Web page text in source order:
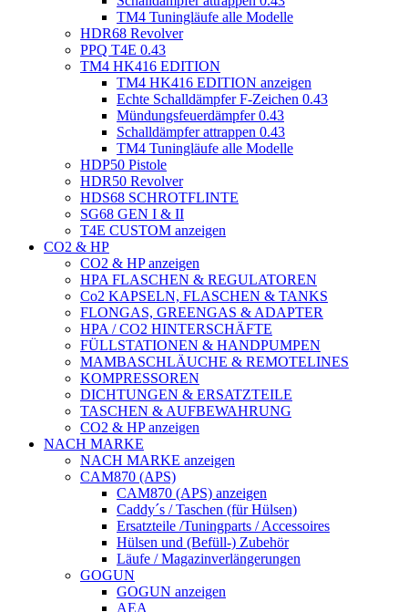
TM4 Tuningläufe alle Modelle
HDR68 Revolver
PPQ T4E 0.43
TM4 HK416 EDITION
TM4 HK416 EDITION anzeigen
Echte Schalldämpfer F-Zeichen 0.43
Mündungsfeuerdämpfer 0.43
Schalldämpfer attrappen 0.43
TM4 Tuningläufe alle Modelle
HDP50 Pistole
HDR50 Revolver
HDS68 SCHROTFLINTE
SG68 GEN I & II
T4E CUSTOM anzeigen
CO2 & HP
CO2 & HP anzeigen
HPA FLASCHEN & REGULATOREN
Co2 KAPSELN, FLASCHEN & TANKS
FLONGAS, GREENGAS & ADAPTER
HPA / CO2 HINTERSCHÄFTE
FÜLLSTATIONEN & HANDPUMPEN
MAMBASCHLÄUCHE & REMOTELINES
KOMPRESSOREN
DICHTUNGEN & ERSATZTEILE
TASCHEN & AUFBEWAHRUNG
CO2 & HP anzeigen
NACH MARKE
NACH MARKE anzeigen
CAM870 (APS)
CAM870 (APS) anzeigen
Caddy´s / Taschen (für Hülsen)
Ersatzteile /Tuningparts / Accessoires
Hülsen und (Befüll-) Zubehör
Läufe / Magazinverlängerungen
GOGUN
GOGUN anzeigen
AEA